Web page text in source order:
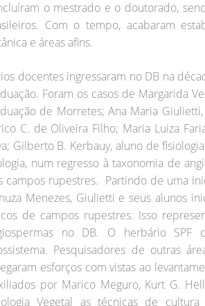
o mestrado e o doutorado,
Com o tempo, acabaram
e áreas afins.
docentes ingressaram no DB na
Foram os casos de Margarida
de Morretes; Ana Maria
C. de Oliveira Filho; Maria Luiza
Gilberto B. Kerbauy, aluno de
num regresso à taxonomia de
campos rupestres. Partindo de uma
Menezes, Giulietti e seus alunos
de campos rupestres. Isso
no DB. O herbário SPF
Pesquisadores de outras
esforços com vistas ao
por Marico Meguro, Kurt G.
Vegetal as técnicas de